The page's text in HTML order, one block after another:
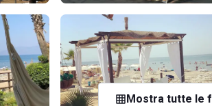
Mostra tutte le